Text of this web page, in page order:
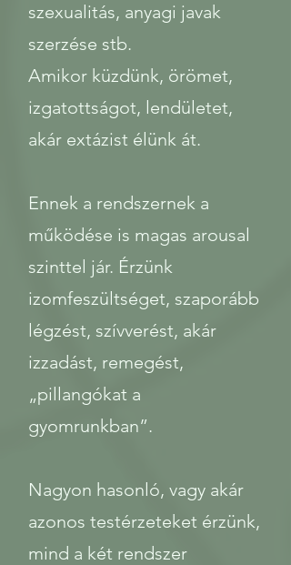
szexualitás, anyagi javak
szerzése stb.
Amikor küzdünk, örömet,
izgatottságot, lendületet,
akár extázist élünk át.
Ennek a rendszernek a
működése is magas arousal
szinttel jár. Érzünk
izomfeszültséget, szaporább
légzést, szívverést, akár
izzadást, remegést,
„pillangókat a
gyomrunkban”.
Nagyon hasonló, vagy akár
azonos testérzeteket érzünk,
mind a két rendszer